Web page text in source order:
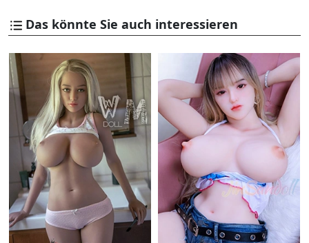
Das könnte Sie auch interessieren